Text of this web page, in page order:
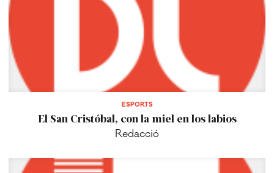
ESPORTS
El San Cristóbal, con la miel en los labios
Redacció